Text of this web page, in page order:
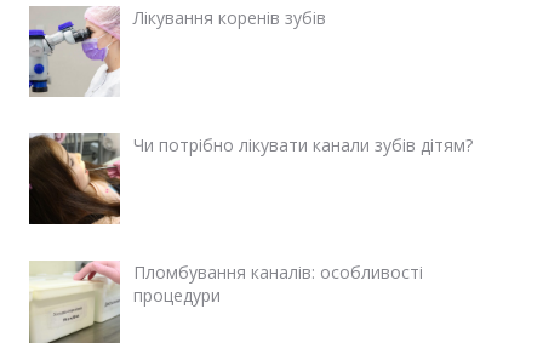
Лікування коренів зубів
Чи потрібно лікувати канали зубів дітям?
Пломбування каналів: особливості
процедури